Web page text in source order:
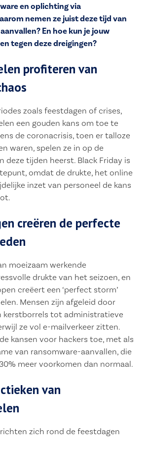
en oplichting via
nemen ze juist deze tijd van
En hoe kun je jouw
tegen deze dreigingen?
profiteren van
zoals feestdagen of crises,
een gouden kans om toe te
de coronacrisis, toen er talloze
waren, spelen ze in op de
deze tijden heerst. Black Friday is
omdat de drukte, het online
inzet van personeel de kans
creëren de perfecte
moeizaam werkende
drukte van het seizoen, en
creëert een ‘perfect storm’
Mensen zijn afgeleid door
kerstborrels tot administratieve
ze vol e-mailverkeer zitten.
kansen voor hackers toe, met als
van ransomware-aanvallen, die
meer voorkomen dan normaal.
van
zich rond de feestdagen